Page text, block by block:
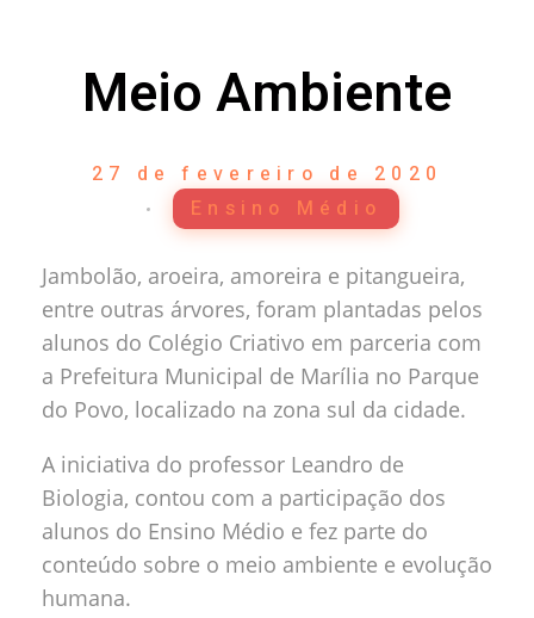
Meio Ambiente
27 de fevereiro de 2020
Ensino Médio
Jambolão, aroeira, amoreira e pitangueira,
entre outras árvores, foram plantadas pelos
alunos do Colégio Criativo em parceria com
a Prefeitura Municipal de Marília no Parque
do Povo, localizado na zona sul da cidade.
A iniciativa do professor Leandro de
Biologia, contou com a participação dos
alunos do Ensino Médio e fez parte do
conteúdo sobre o meio ambiente e evolução
humana.